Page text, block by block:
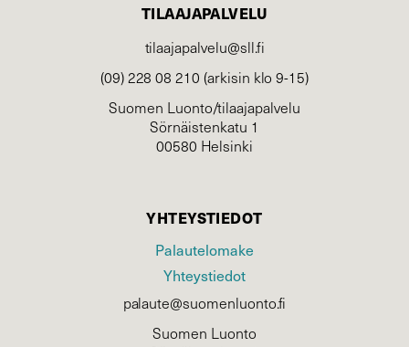
TILAAJAPALVELU
tilaajapalvelu@sll.fi
(09) 228 08 210 (arkisin klo 9-15)
Suomen Luonto/tilaajapalvelu
Sörnäistenkatu 1
00580 Helsinki
YHTEYSTIEDOT
Palautelomake
Yhteystiedot
palaute@suomenluonto.fi
Suomen Luonto